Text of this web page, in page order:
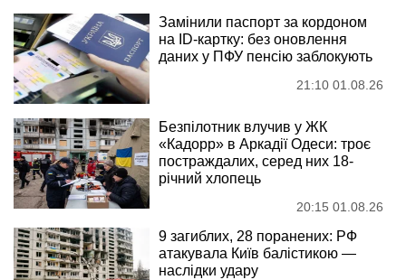
Замінили паспорт за кордоном
на ID-картку: без оновлення
даних у ПФУ пенсію заблокують
21:10 01.08.26
Безпілотник влучив у ЖК
«Кадорр» в Аркадії Одеси: троє
постраждалих, серед них 18-
річний хлопець
20:15 01.08.26
9 загиблих, 28 поранених: РФ
атакувала Київ балістикою —
наслідки удару